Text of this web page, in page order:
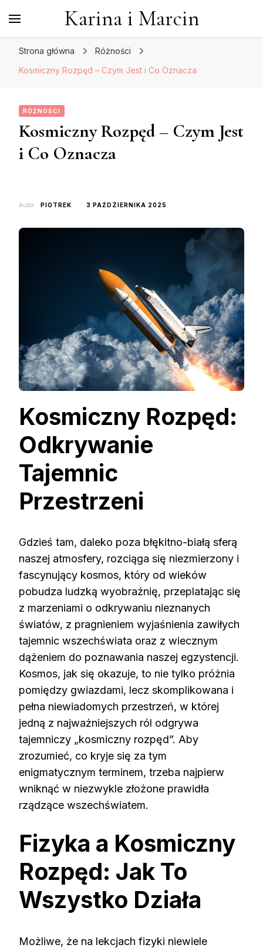
Karina i Marcin
Strona główna
Różności
Kosmiczny Rozpęd – Czym Jest i Co Oznacza
RÓŻNOŚCI
Kosmiczny Rozpęd – Czym Jest
i Co Oznacza
Autor: PIOTREK 3 PAŹDZIERNIKA 2025
Kosmiczny Rozpęd:
Odkrywanie
Tajemnic
Przestrzeni
Gdzieś tam, daleko poza błękitno-białą sferą
naszej atmosfery, rozciąga się niezmierzony i
fascynujący kosmos, który od wieków
pobudza ludzką wyobraźnię, przeplatając się
z marzeniami o odkrywaniu nieznanych
światów, z pragnieniem wyjaśnienia zawiłych
tajemnic wszechświata oraz z wiecznym
dążeniem do poznawania naszej egzystencji.
Kosmos, jak się okazuje, to nie tylko próżnia
pomiędzy gwiazdami, lecz skomplikowana i
pełna niewiadomych przestrzeń, w której
jedną z najważniejszych ról odgrywa
tajemniczy „kosmiczny rozpęd”. Aby
zrozumieć, co kryje się za tym
enigmatycznym terminem, trzeba najpierw
wniknąć w niezwykle złożone prawidła
rządzące wszechświatem.
Fizyka a Kosmiczny
Rozpęd: Jak To
Wszystko Działa
Możliwe, że na lekcjach fizyki niewiele